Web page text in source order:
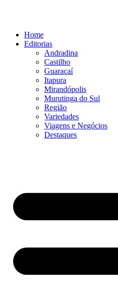
conteúdoHome
Editorias
Andradina
Castilho
Guaraçaí
Itapura
Mirandópolis
Murutinga do Sul
Região
Variedades
Viagens e Negócios
Destaques